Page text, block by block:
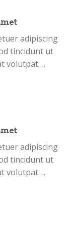
adipiscing
tincidunt ut
volutpat….
adipiscing
tincidunt ut
volutpat….